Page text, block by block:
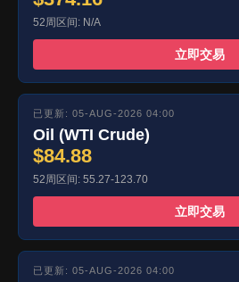
52周区间: N/A
立即交易
已更新: 05-AUG-2026 04:00
Oil (WTI Crude)
$84.88
52周区间: 55.27-123.70
立即交易
已更新: 05-AUG-2026 04:00